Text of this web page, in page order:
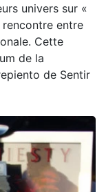
univers sur «
entre
Cette
de la
de Sentir